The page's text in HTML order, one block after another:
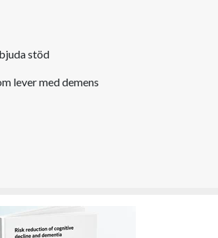
stöd
lever med demens